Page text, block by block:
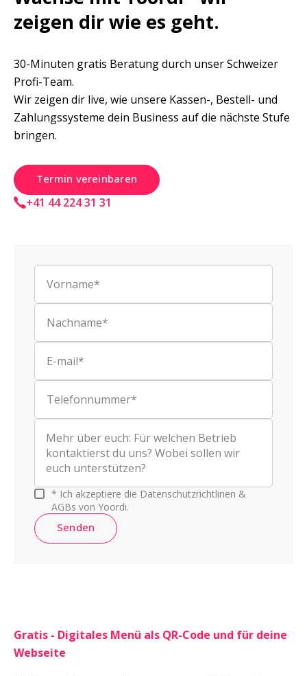
zeigen dir wie es geht.
30-Minuten gratis Beratung durch unser Schweizer
Profi-Team.
Wir zeigen dir live, wie unsere Kassen-, Bestell- und
Zahlungssysteme dein Business auf die nächste Stufe
bringen.
Termin vereinbaren
+41 44 224 31 31
Vorname*
Nachname*
E-mail*
Telefonnummer*
* Ich akzeptiere die Datenschutzrichtlinen &
AGBs von Yoordi.
Senden
Gratis - Digitales Menü als QR-Code und für deine
Webseite